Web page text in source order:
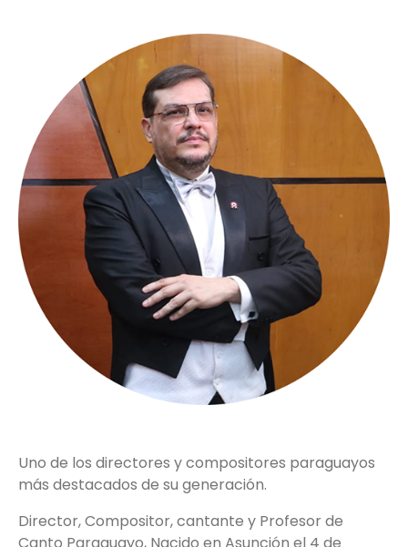
Uno de los directores y compositores paraguayos
más destacados de su generación.
Director, Compositor, cantante y Profesor de